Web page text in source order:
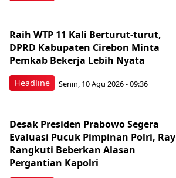
Headline
Raih WTP 11 Kali Berturut-turut,
DPRD Kabupaten Cirebon Minta
Pemkab Bekerja Lebih Nyata
Senin, 10 Agu 2026 - 09:36
Desak Presiden Prabowo Segera
Evaluasi Pucuk Pimpinan Polri, Ray
Rangkuti Beberkan Alasan
Pergantian Kapolri